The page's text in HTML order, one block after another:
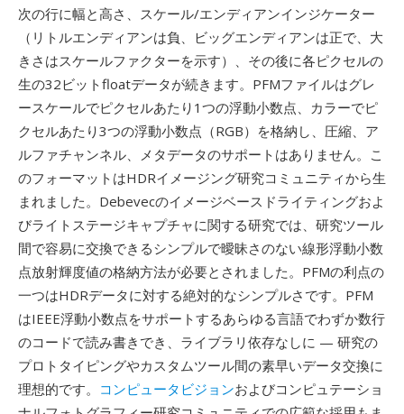
次の行に幅と高さ、スケール/エンディアンインジケーター
（リトルエンディアンは負、ビッグエンディアンは正で、大
きさはスケールファクターを示す）、その後に各ピクセルの
生の32ビットfloatデータが続きます。PFMファイルはグレ
ースケールでピクセルあたり1つの浮動小数点、カラーでピ
クセルあたり3つの浮動小数点（RGB）を格納し、圧縮、ア
ルファチャンネル、メタデータのサポートはありません。こ
のフォーマットはHDRイメージング研究コミュニティから生
まれました。Debevecのイメージベースドライティングおよ
びライトステージキャプチャに関する研究では、研究ツール
間で容易に交換できるシンプルで曖昧さのない線形浮動小数
点放射輝度値の格納方法が必要とされました。PFMの利点の
一つはHDRデータに対する絶対的なシンプルさです。PFM
はIEEE浮動小数点をサポートするあらゆる言語でわずか数行
のコードで読み書きでき、ライブラリ依存なしに — 研究の
プロトタイピングやカスタムツール間の素早いデータ交換に
理想的です。 コンピュータビジョンおよびコンピュテーショ